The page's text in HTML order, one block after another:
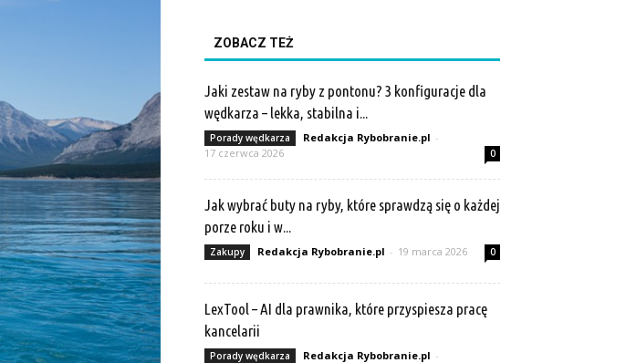
ZOBACZ TEŻ
Jaki zestaw na ryby z pontonu? 3 konfiguracje dla
wędkarza – lekka, stabilna i...
Porady wędkarza Redakcja Rybobranie.pl -
17 czerwca 2026
0
Jak wybrać buty na ryby, które sprawdzą się o każdej
porze roku i w...
Zakupy Redakcja Rybobranie.pl - 19 marca 2026 0
LexTool – AI dla prawnika, które przyspiesza pracę
kancelarii
Porady wędkarza Redakcja Rybobranie.pl -